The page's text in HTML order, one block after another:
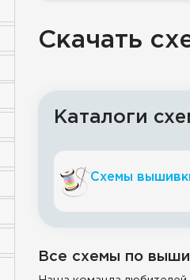
Скачать
Каталоги
Схемы
Все схемы по